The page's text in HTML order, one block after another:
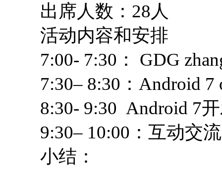
出席人数：28人
活动内容和安排
7:00- 7:30： GDG
7:30– 8:30：Android
8:30- 9:30 Android 7
9:30– 10:00：互动交
小结：